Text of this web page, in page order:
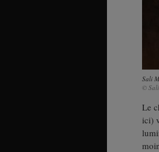
Sali
©
Le
ici)